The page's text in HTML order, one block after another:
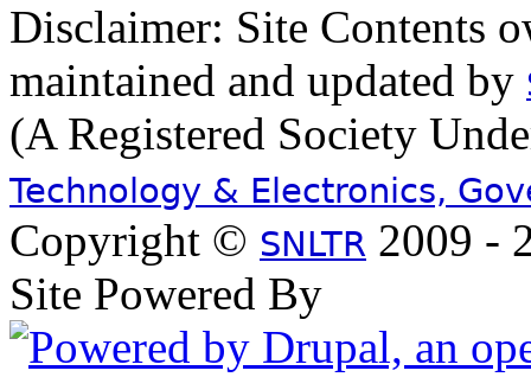
Disclaimer: Site Contents
maintained and updated by
(A Registered Society
Technology & Electronics,
Copyright © SNLTR 2009 -
Site Powered By